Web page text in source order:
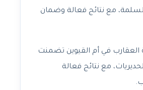
مع نتائج فعالة وضمان
في أم القيوين تضمنت
مع نتائج فعالة